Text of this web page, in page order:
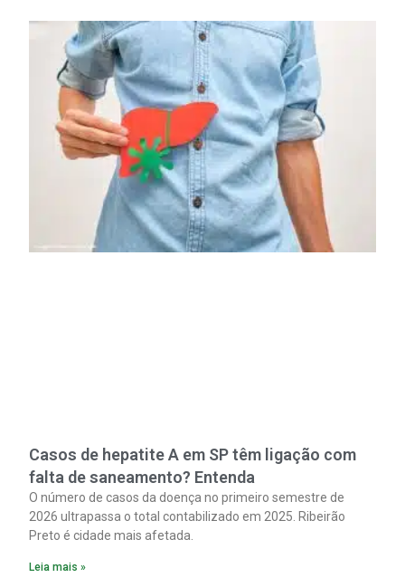
Casos de hepatite A em SP têm ligação com
falta de saneamento? Entenda
O número de casos da doença no primeiro semestre de
2026 ultrapassa o total contabilizado em 2025. Ribeirão
Preto é cidade mais afetada.
Leia mais »